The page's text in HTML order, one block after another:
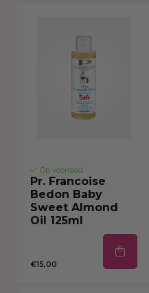
Op voorraad
Pr. Francoise
Bedon Baby
Sweet Almond
Oil 125ml
€15,00